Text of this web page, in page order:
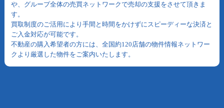
や、グループ全体の売買ネットワークで売却の支援をさせて頂きま
す。
買取制度のご活用により手間と時間をかけずにスピーディーな決済と
ご入金対応が可能です。
不動産の購入希望者の方には、全国約120店舗の物件情報ネットワー
クより厳選した物件をご案内いたします。